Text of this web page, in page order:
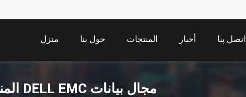
منزل حول بنا المنتجات أخبار اتصل بنا
مجال بيانات DELL EMC المنتجات